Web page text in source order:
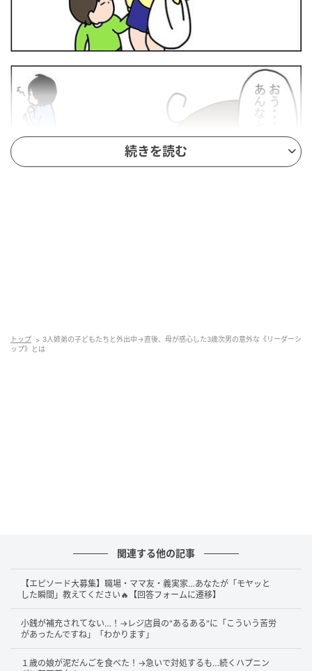
続きを読む
トップ
3人姉弟の子どもたちと外出中→直後、母が感心した3歳次男の意外な《リーダーシ
ップ》とは
関連する他の記事
【エピソード大募集】職場・ママ友・義実家…あなたが「モヤッと
した瞬間」教えてください🔥【回答フォームに遷移】
小銭が補充されてない…！→レジ店員の"あるある"に「こういう苦労
があったんですね」「わかります」
１歳の娘が泥だんごを食べた！→急いで対処するも…続くハプニン